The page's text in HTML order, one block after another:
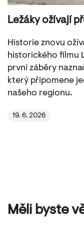
Ležáky ožívají
Historie znovu
historického filmu
první záběry
který připomene
našeho regionu.
19. 6. 2026
Měli byste